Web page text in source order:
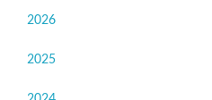
2026
2025